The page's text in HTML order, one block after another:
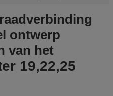
ontwerp
van het
19,22,25